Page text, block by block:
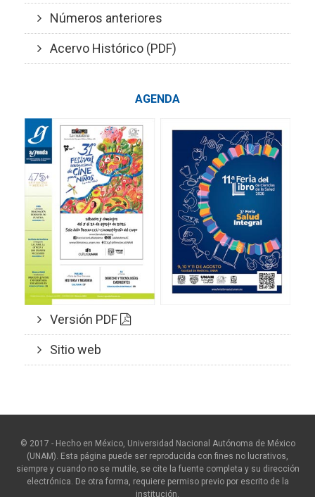
Números anteriores
Acervo Histórico (PDF)
AGENDA
Versión PDF
Sitio web
© 2017 - Hecho en México, Universidad Nacional Autónoma de México
(UNAM). Esta página puede ser reproducida con fines no lucrativos,
siempre y cuando no se mutile, se cite la fuente completa y su dirección
electrónica. De otra forma, requiere permiso previo por escrito de la
institución.